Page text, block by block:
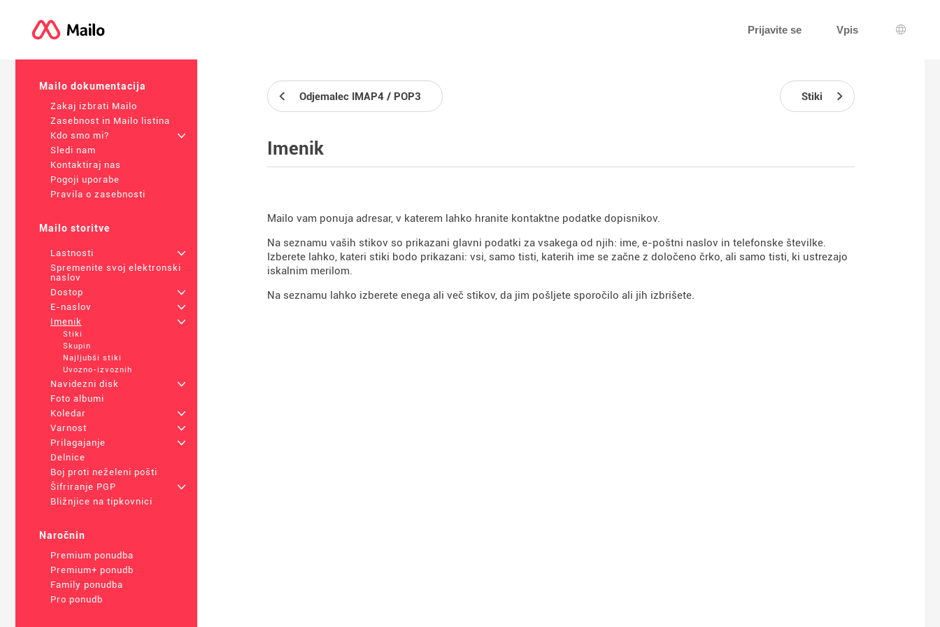
Prijavite se Vpis
Izbira
Mailo dokumentacija
Zakaj izbrati Mailo
Zasebnost in Mailo listina
Kdo smo mi?
+
Sledi nam
Kontaktiraj nas
Pogoji uporabe
Pravila o zasebnosti
Mailo storitve
Lastnosti
+
Spremenite svoj elektronski
naslov
Dostop
+
E-naslov
+
Imenik
+
Stiki
Skupin
Najljubši stiki
Uvozno-izvoznih
Navidezni disk
+
Foto albumi
Koledar
+
Varnost
+
Prilagajanje
+
Delnice
Boj proti neželeni pošti
Šifriranje PGP
+
Bližnjice na tipkovnici
Naročnin
Premium ponudba
Premium+ ponudb
Family ponudba
Pro ponudb
Odjemalec IMAP4 / POP3 Stiki
Imenik
Mailo vam ponuja adresar, v katerem lahko hranite kontaktne podatke dopisnikov.
Na seznamu vaših stikov so prikazani glavni podatki za vsakega od njih: ime, e-poštni naslov in telefonske številke.
Izberete lahko, kateri stiki bodo prikazani: vsi, samo tisti, katerih ime se začne z določeno črko, ali samo tisti, ki ustrezajo
iskalnim merilom.
Na seznamu lahko izberete enega ali več stikov, da jim pošljete sporočilo ali jih izbrišete.